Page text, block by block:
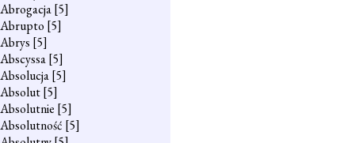
Abrogacja[5]
Abrupto [5]
Abrys [5]
Abscyssa[5]
Absolucja[5]
Absolut[5]
Absolutnie [5]
Absolutność [5]